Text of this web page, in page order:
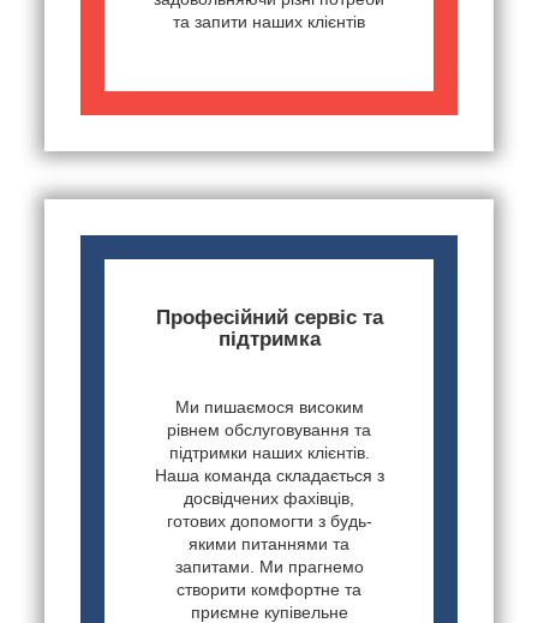
та запити наших клієнтів
Професійний сервіс та
підтримка
Ми пишаємося високим
рівнем обслуговування та
підтримки наших клієнтів.
Наша команда складається з
досвідчених фахівців,
готових допомогти з будь-
якими питаннями та
запитами. Ми прагнемо
створити комфортне та
приємне купівельне